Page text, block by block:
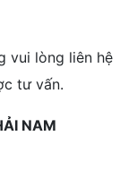
vui lòng liên hệ
tư vấn.
NAM